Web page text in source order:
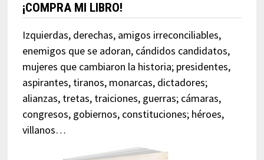
¡COMPRA MI LIBRO!
Izquierdas, derechas, amigos irreconciliables,
enemigos que se adoran, cándidos candidatos,
mujeres que cambiaron la historia; presidentes,
aspirantes, tiranos, monarcas, dictadores;
alianzas, tretas, traiciones, guerras; cámaras,
congresos, gobiernos, constituciones; héroes,
villanos…